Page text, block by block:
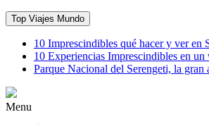
Top Viajes Mundo
10 Imprescindibles qué hacer y ver en
10 Experiencias Imprescindibles en un
Parque Nacional del Serengeti, la gran
Menu